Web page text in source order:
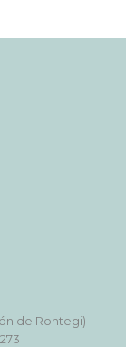
de Rontegi)